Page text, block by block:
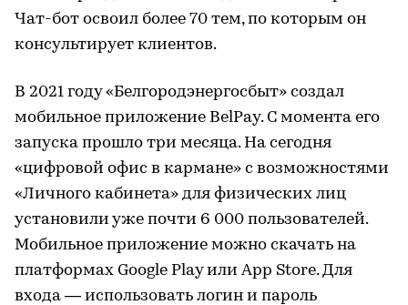
Чат-бот освоил более 70 тем, по которым он
консультирует клиентов.
В 2021 году «Белгородэнергосбыт» создал
мобильное приложение BelPay. С момента его
запуска прошло три месяца. На сегодня
«цифровой офис в кармане» с возможностями
«Личного кабинета» для физических лиц
установили уже почти 6 000 пользователей.
Мобильное приложение можно скачать на
платформах Google Play или App Store. Для
входа — использовать логин и пароль